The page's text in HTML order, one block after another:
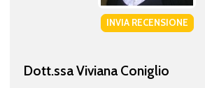
INVIA RECENSIONE
Dott.ssa Viviana Coniglio